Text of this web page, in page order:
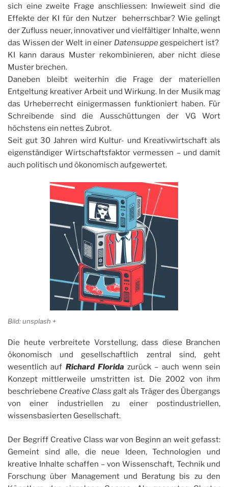
sich eine zweite Frage anschliessen: Inwieweit sind die
Effekte der KI für den Nutzer beherrschbar? Wie gelingt
der Zufluss neuer, innovativer und vielfältiger Inhalte, wenn
das Wissen der Welt in einer Datensuppegespeichert ist?
KI kann daraus Muster rekombinieren, aber nicht diese
Muster brechen.
Daneben bleibt weiterhin die Frage der materiellen
Entgeltung kreativer Arbeit und Wirkung. In der Musik mag
das Urheberrecht einigermassen funktioniert haben. Für
Schreibende sind die Ausschüttungen der VG Wort
höchstens ein nettes Zubrot.
Seit gut 30 Jahren wird Kultur- und Kreativwirtschaft als
eigenständiger Wirtschaftsfaktor vermessen – und damit
auch politisch und ökonomisch aufgewertet.
Bild: unsplash +
Die heute verbreitete Vorstellung, dass diese Branchen
ökonomisch und gesellschaftlich zentral sind, geht
wesentlich auf Richard Florida zurück – auch wenn sein
Konzept mittlerweile umstritten ist. Die 2002 von ihm
beschriebene Creative Class galt als Träger des Übergangs
von einer industriellen zu einer postindustriellen,
wissensbasierten Gesellschaft.
Der Begriff Creative Class war von Beginn an weit gefasst:
Gemeint sind alle, die neue Ideen, Technologien und
kreative Inhalte schaffen – von Wissenschaft, Technik und
Forschung über Management und Beratung bis zu den